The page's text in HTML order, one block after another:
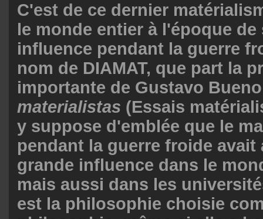
C'est de ce dernier
le monde entier à l'époque
influence pendant la guerre
nom de DIAMAT, que part la
importante de Gustavo
materialistas (Essais
y suppose d'emblée que le
pendant la guerre froide avait
grande influence dans le
mais aussi dans les
est la philosophie choisie